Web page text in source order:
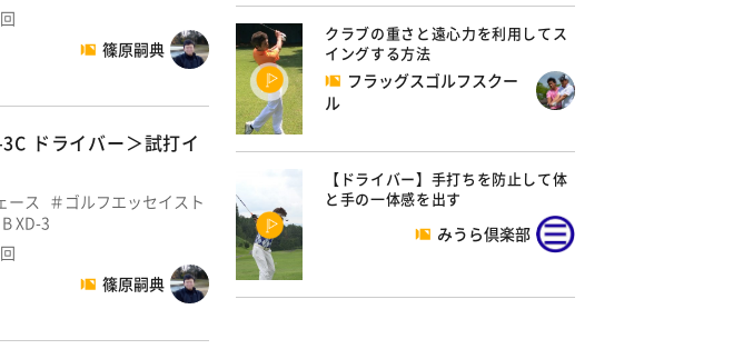
篠原嗣典
ドライバー＞試打イ
ース
ゴルフエッセイスト
XD-3
篠原嗣典
クラブの重さと遠心力を利用してス
イングする方法
フラッグスゴルフスクー
ル
【ドライバー】手打ちを防止して体
と手の一体感を出す
みうら倶楽部